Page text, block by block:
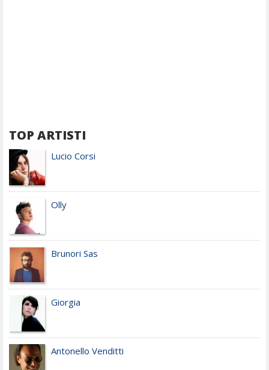
TOP ARTISTI
Lucio Corsi
Olly
Brunori Sas
Giorgia
Antonello Venditti